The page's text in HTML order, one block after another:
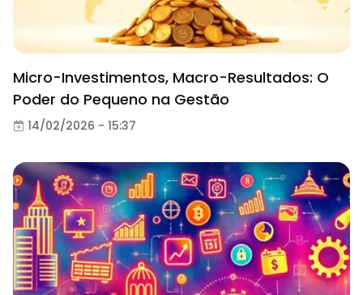
Micro-Investimentos, Macro-Resultados: O
Poder do Pequeno na Gestão
14/02/2026 - 15:37